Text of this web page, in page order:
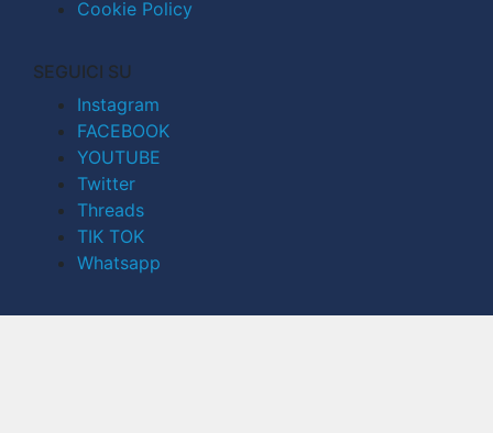
Cookie Policy
SEGUICI SU
Instagram
FACEBOOK
YOUTUBE
Twitter
Threads
TIK TOK
Whatsapp